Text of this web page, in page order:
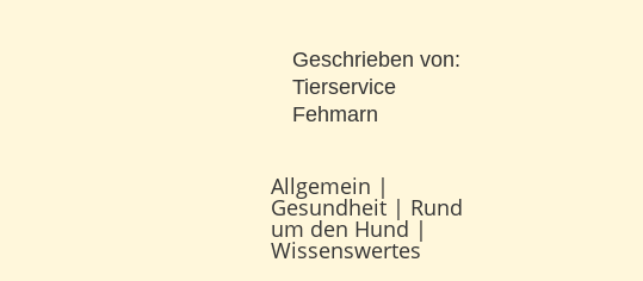
Geschrieben von:
Tierservice
Fehmarn
Allgemein |
Gesundheit | Rund
um den Hund |
Wissenswertes